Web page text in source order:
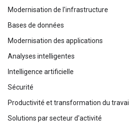
Modernisation de l'infrastructure
Bases de données
Modernisation des applications
Analyses intelligentes
Intelligence artificielle
Sécurité
Productivité et transformation du travail
Solutions par secteur d'activité